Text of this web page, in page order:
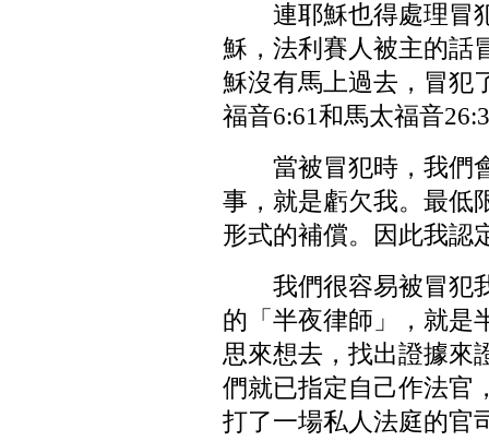
連耶穌也得處理冒
穌，法利賽人被主的話
穌沒有馬上過去，冒犯
福音6:61和馬太福音
當被冒犯時，我們
事，就是虧欠我。最低
形式的補償。因此我認
我們很容易被冒犯
的「半夜律師」，就是
思來想去，找出證據來
們就已指定自己作法官
打了一場私人法庭的官